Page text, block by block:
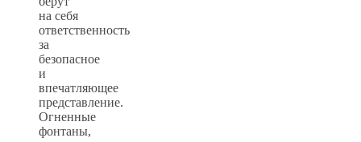
на себя
ответственность
за
безопасное
и
впечатляющее
представление.
Огненные
фонтаны,